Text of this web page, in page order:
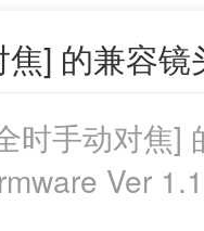
更改 -支持
R6 Mark II,
要求 要使
将佳能相机
款软件程序
机解锁类似
] 的兼容
时手动对焦]
Ver